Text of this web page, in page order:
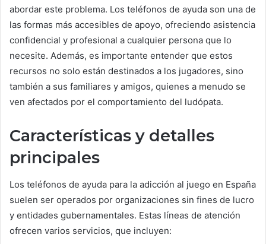
abordar este problema. Los teléfonos de ayuda son una de
las formas más accesibles de apoyo, ofreciendo asistencia
confidencial y profesional a cualquier persona que lo
necesite. Además, es importante entender que estos
recursos no solo están destinados a los jugadores, sino
también a sus familiares y amigos, quienes a menudo se
ven afectados por el comportamiento del ludópata.
Características y detalles
principales
Los teléfonos de ayuda para la adicción al juego en España
suelen ser operados por organizaciones sin fines de lucro
y entidades gubernamentales. Estas líneas de atención
ofrecen varios servicios, que incluyen: